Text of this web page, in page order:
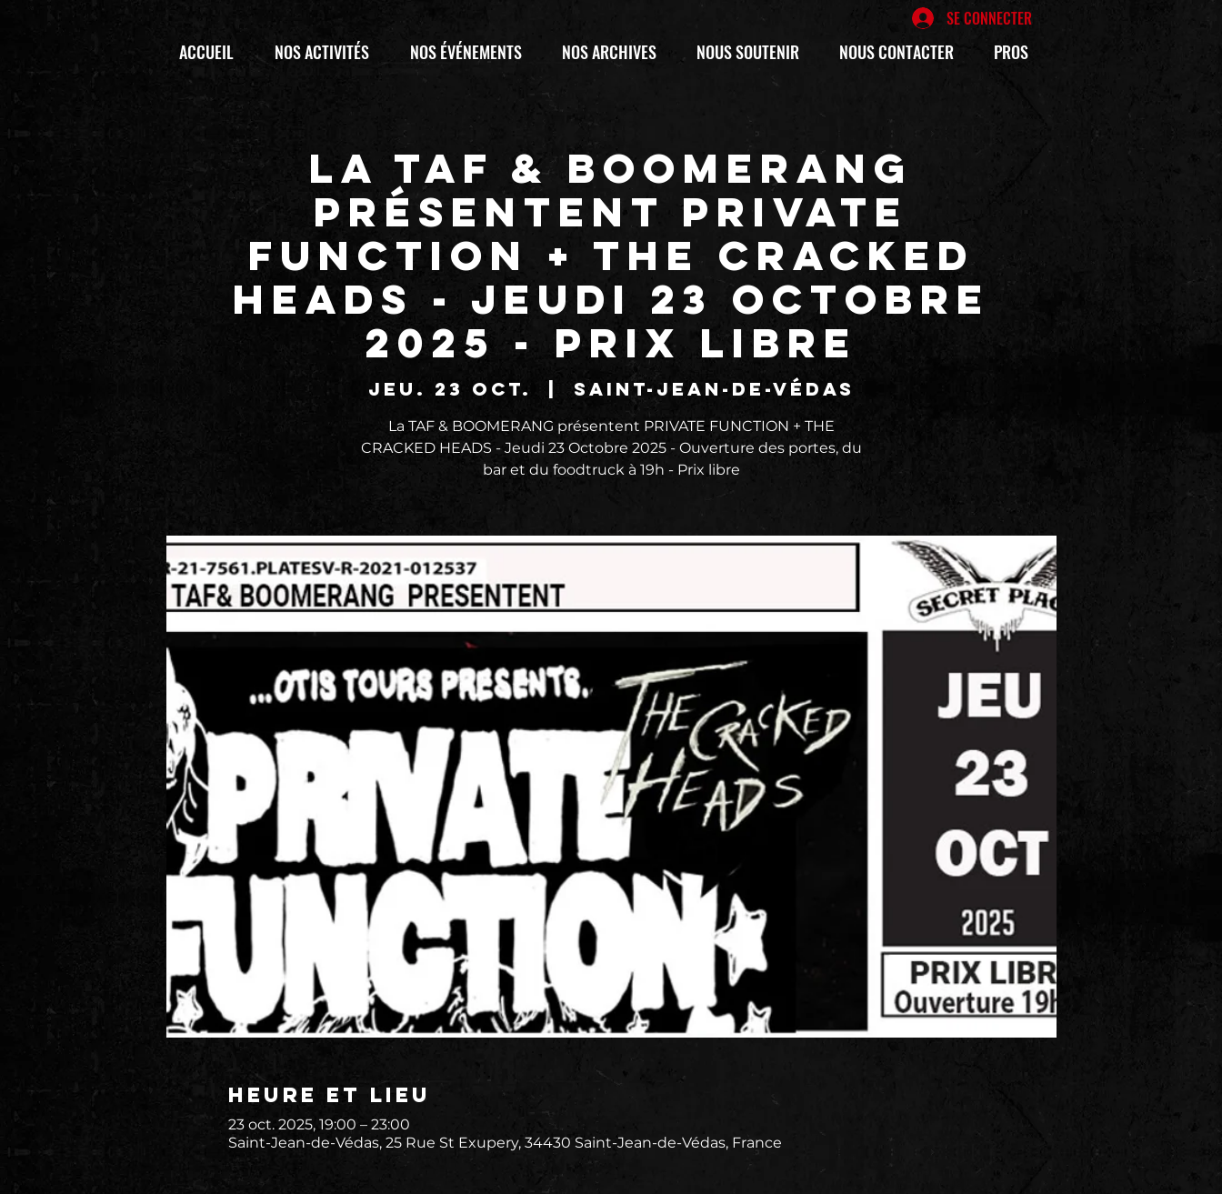
SE CONNECTER
ACCUEIL NOS ACTIVITÉS NOS ÉVÉNEMENTS NOS ARCHIVES NOUS SOUTENIR NOUS CONTACTER PROS
La TAF & BOOMERANG
présentent PRIVATE
FUNCTION + THE CRACKED
HEADS - Jeudi 23 Octobre
2025 - Prix libre
jeu. 23 oct.
  |
Saint-Jean-de-Védas
La TAF & BOOMERANG présentent PRIVATE FUNCTION + THE
CRACKED HEADS - Jeudi 23 Octobre 2025 - Ouverture des portes, du
bar et du foodtruck à 19h - Prix libre
Heure et lieu
23 oct. 2025, 19:00 – 23:00
Saint-Jean-de-Védas, 25 Rue St Exupery, 34430 Saint-Jean-de-Védas, France